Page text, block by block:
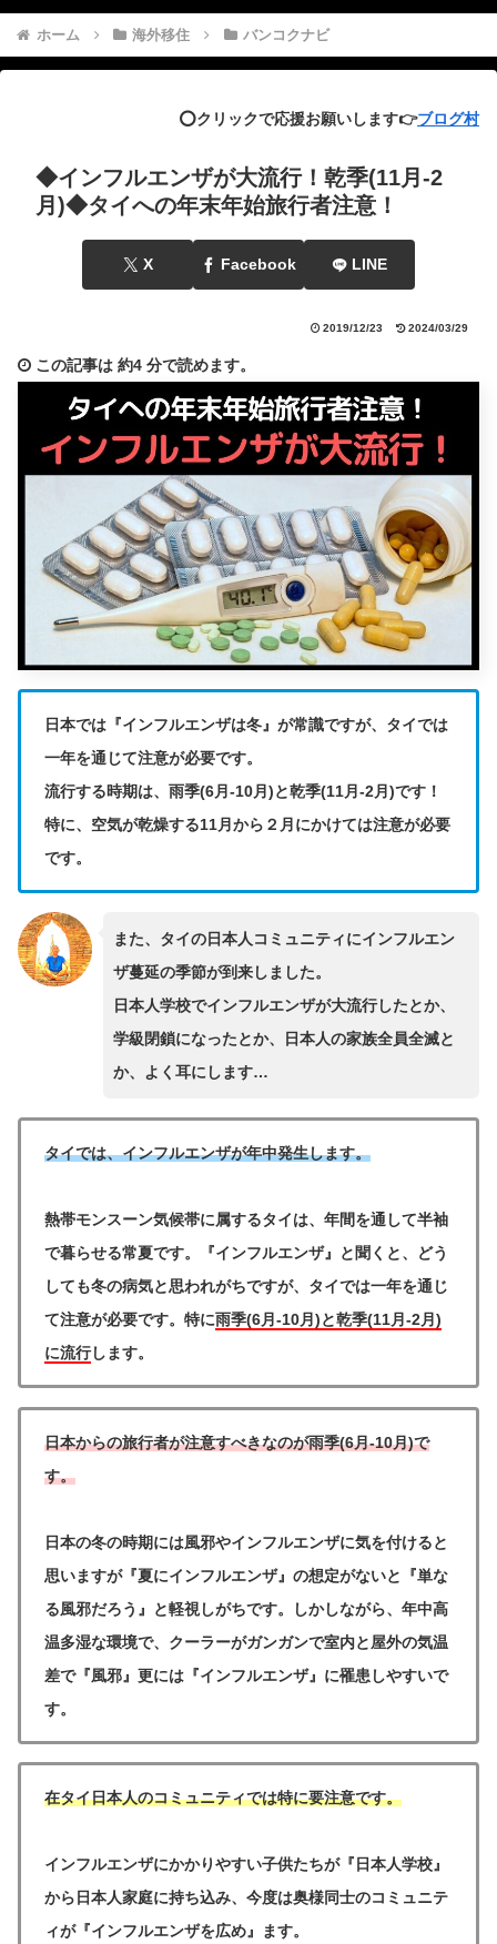
ホーム 海外移住 バンコクナビ
⭕️クリックで応援お願いします👉ブログ村
◆インフルエンザが大流行！乾季(11月-2
月)◆タイへの年末年始旅行者注意！
X Facebook LINE
2019/12/23 2024/03/29
この記事は 約4 分で読めます。
日本では『インフルエンザは冬』が常識ですが、タイでは
一年を通じて注意が必要です。
流行する時期は、雨季(6月-10月)と乾季(11月-2月)です！
特に、空気が乾燥する11月から２月にかけては注意が必要
です。
また、タイの日本人コミュニティにインフルエン
ザ蔓延の季節が到来しました。
日本人学校でインフルエンザが大流行したとか、
学級閉鎖になったとか、日本人の家族全員全滅と
か、よく耳にします…
タイでは、インフルエンザが年中発生します。
熱帯モンスーン気候帯に属するタイは、年間を通して半袖
で暮らせる常夏です。『インフルエンザ』と聞くと、どう
しても冬の病気と思われがちですが、タイでは一年を通じ
て注意が必要です。 特に雨季(6月-10月)と乾季(11月-2月)
に流行します。
日本からの旅行者が注意すべきなのが雨季(6月-10月)で
す。
日本の冬の時期には風邪やインフルエンザに気を付けると
思いますが『夏にインフルエンザ』の想定がないと『単な
る風邪だろう』と軽視しがちです。しかしながら、年中高
温多湿な環境で、クーラーがガンガンで室内と屋外の気温
差で『風邪』更には『インフルエンザ』に罹患しやすいで
す。
在タイ日本人のコミュニティでは特に要注意です。
インフルエンザにかかりやすい子供たちが『日本人学校』
から日本人家庭に持ち込み、今度は奥様同士のコミュニテ
ィが『インフルエンザを広め』ます。